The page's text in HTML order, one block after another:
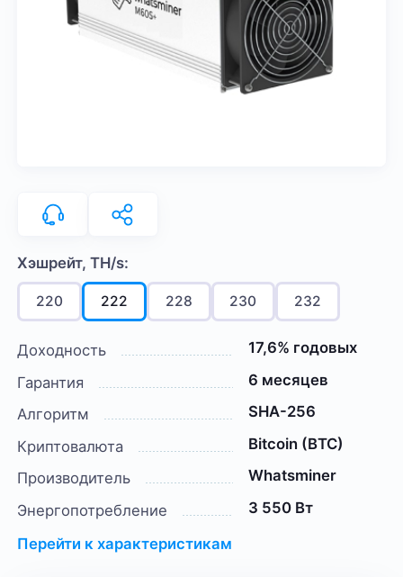
Хэшрейт, TH/s:
220 222 228 230 232
Доходность
17,6% годовых
Гарантия
6 месяцев
Алгоритм
SHA-256
Криптовалюта
Bitcoin (BTC)
Производитель
Whatsminer
Энергопотребление
3 550 Вт
Перейти к характеристикам